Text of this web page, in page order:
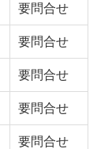
要問合せ
要問合せ
要問合せ
要問合せ
要問合せ